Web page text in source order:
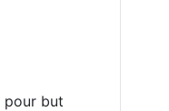
pour but